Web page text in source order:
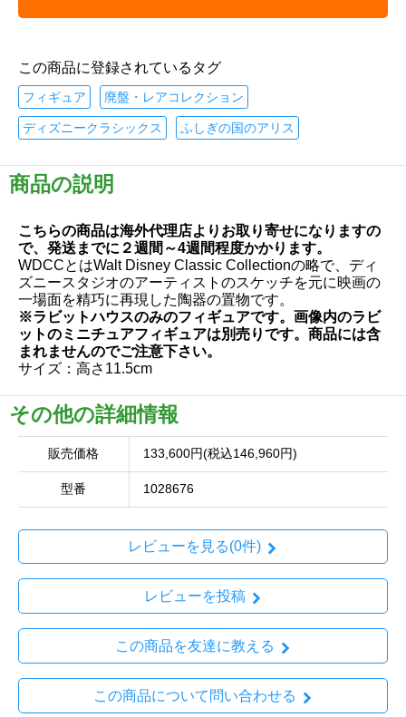
この商品に登録されているタグ
フィギュア 廃盤・レアコレクション
ディズニークラシックス ふしぎの国のアリス
商品の説明
こちらの商品は海外代理店よりお取り寄せになりますの
で、発送までに２週間～4週間程度かかります。
WDCCとはWalt Disney Classic Collectionの略で、ディ
ズニースタジオのアーティストのスケッチを元に映画の
一場面を精巧に再現した陶器の置物です。
※ラビットハウスのみのフィギュアです。画像内のラビ
ットのミニチュアフィギュアは別売りです。商品には含
まれませんのでご注意下さい。
サイズ：高さ11.5cm
その他の詳細情報
販売価格 133,600円(税込146,960円)
型番 1028676
レビューを見る(0件)
レビューを投稿
この商品を友達に教える
この商品について問い合わせる